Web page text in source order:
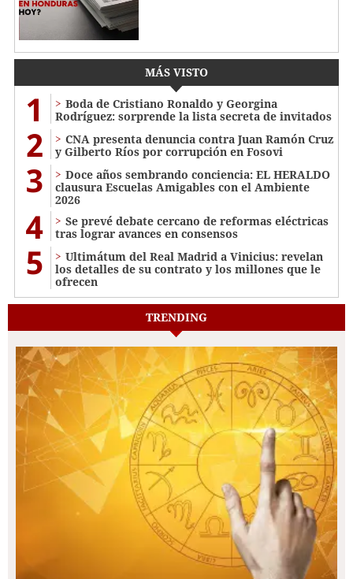
MÁS VISTO
1
Boda de Cristiano Ronaldo y Georgina
Rodríguez: sorprende la lista secreta de invitados
2
CNA presenta denuncia contra Juan Ramón Cruz
y Gilberto Ríos por corrupción en Fosovi
3
Doce años sembrando conciencia: EL HERALDO
clausura Escuelas Amigables con el Ambiente
2026
4
Se prevé debate cercano de reformas eléctricas
tras lograr avances en consensos
5
Ultimátum del Real Madrid a Vinicius: revelan
los detalles de su contrato y los millones que le
ofrecen
TRENDING